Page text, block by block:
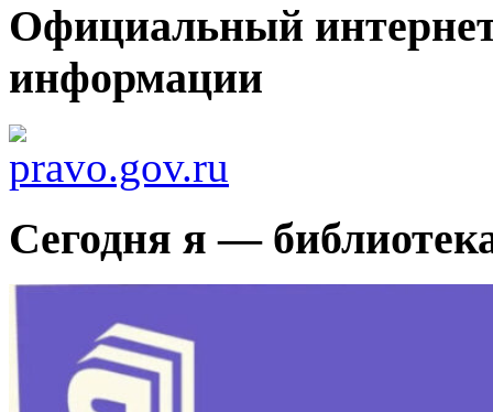
Официальный
информации
Сегодня я —